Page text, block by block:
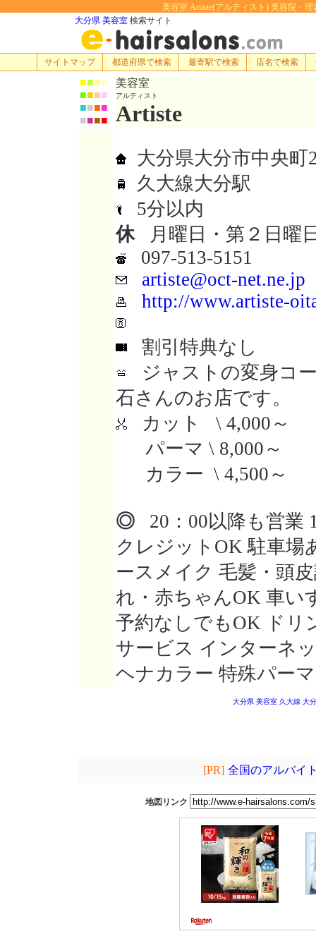
美容室 Artiste(アルティスト):美容院・
大分県 美容室 検索サイト
サイトマップ 都道府県で検索 最寄駅で検索 店名で検索
■■■■
■■■■
■■■■
■■■■
美容室
アルティスト
Artiste
大分県大分市中央町
久大線大分駅
5分以内
休月曜日・第２日曜
097-513-5151
artiste@oct-net.ne.jp
http://www.artiste-
割引特典なし
ジャストの変身コ
石さんのお店です。
カット \ 4,000～
パーマ \ 8,000～
カラー \ 4,500～
◎ 20：00以降も営業
クレジットOK 駐車場
ースメイク 毛髪・頭
れ・赤ちゃんOK 車い
予約なしでもOK ドリ
サービス インターネ
ヘナカラー 特殊パーマ
大分県 美容室 久大線 大
[PR] 全国のアルバイ
地図リンク